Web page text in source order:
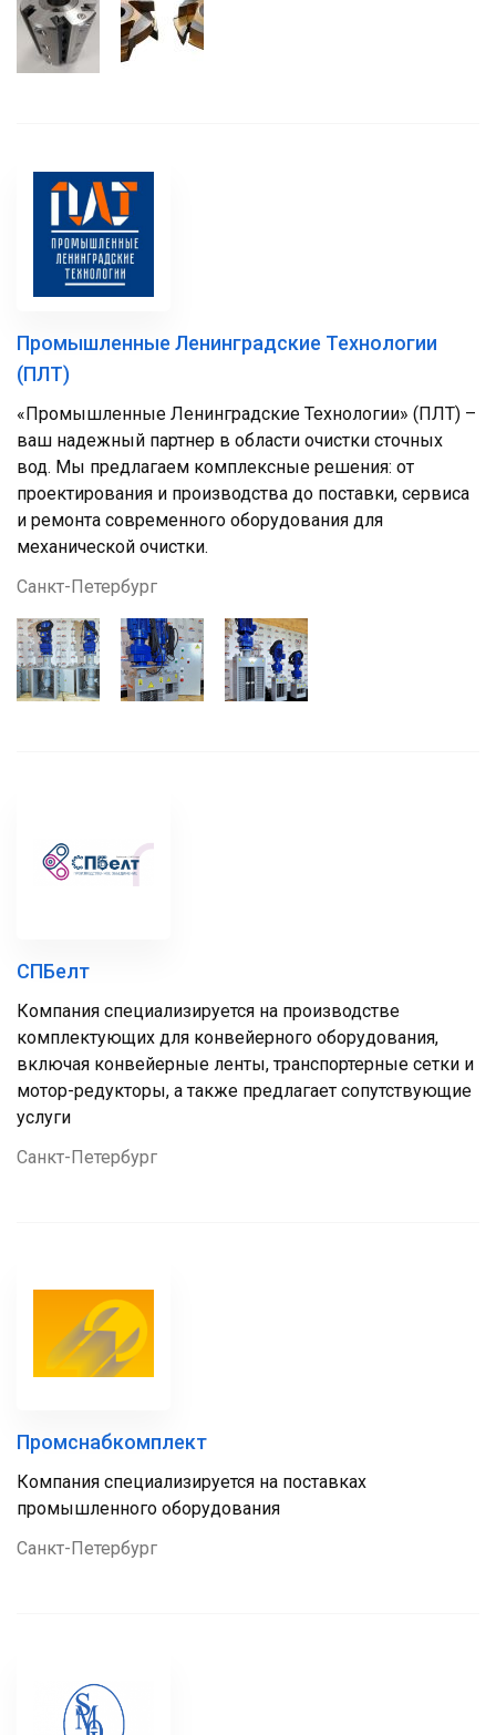
Промышленные Ленинградские Технологии
(ПЛТ)
«Промышленные Ленинградские Технологии» (ПЛТ) –
ваш надежный партнер в области очистки сточных
вод. Мы предлагаем комплексные решения: от
проектирования и производства до поставки, сервиса
и ремонта современного оборудования для
механической очистки.
Санкт-Петербург
СПБелт
Компания специализируется на производстве
комплектующих для конвейерного оборудования,
включая конвейерные ленты, транспортерные сетки и
мотор-редукторы, а также предлагает сопутствующие
услуги
Санкт-Петербург
Промснабкомплект
Компания специализируется на поставках
промышленного оборудования
Санкт-Петербург